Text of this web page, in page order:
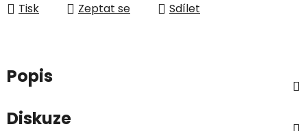
Tisk Zeptat se Sdílet
Popis
Diskuze